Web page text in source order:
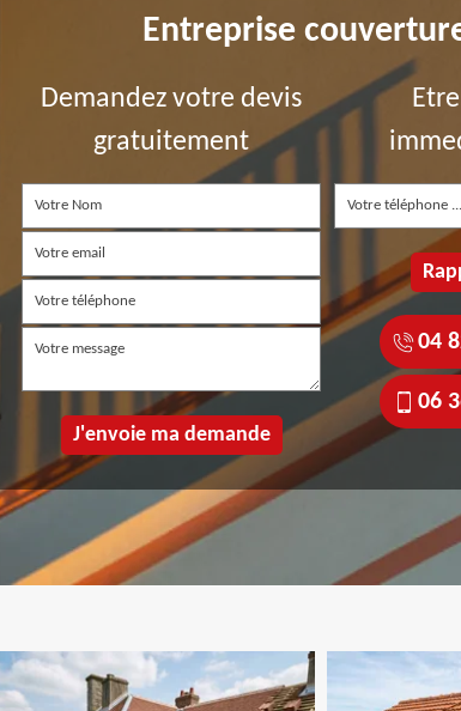
Entreprise
Demandez votre devis
gratuitement
04
06